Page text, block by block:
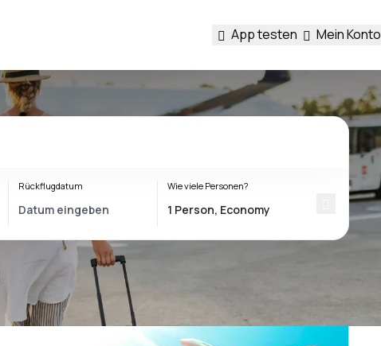
App testen Mein Konto
Rückflugdatum Wie viele Personen?